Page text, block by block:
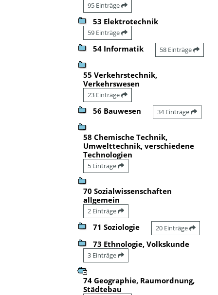
95 Einträge
53 Elektrotechnik
59 Einträge
54 Informatik 58 Einträge
55 Verkehrstechnik,
Verkehrswesen
23 Einträge
56 Bauwesen 34 Einträge
58 Chemische Technik,
Umwelttechnik, verschiedene
Technologien
5 Einträge
70 Sozialwissenschaften
allgemein
2 Einträge
71 Soziologie 20 Einträge
73 Ethnologie, Volkskunde
3 Einträge
74 Geographie, Raumordnung,
Städtebau